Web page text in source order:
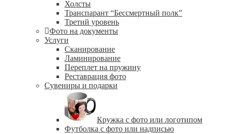
Холсты
Транспарант “Бессмертный полк”
Третий уровень
Фото на документы
Услуги
Сканирование
Ламинирование
Переплет на пружину
Реставрация фото
Сувениры и подарки
Кружка с фото или логотипом
Футболка с фото или надписью